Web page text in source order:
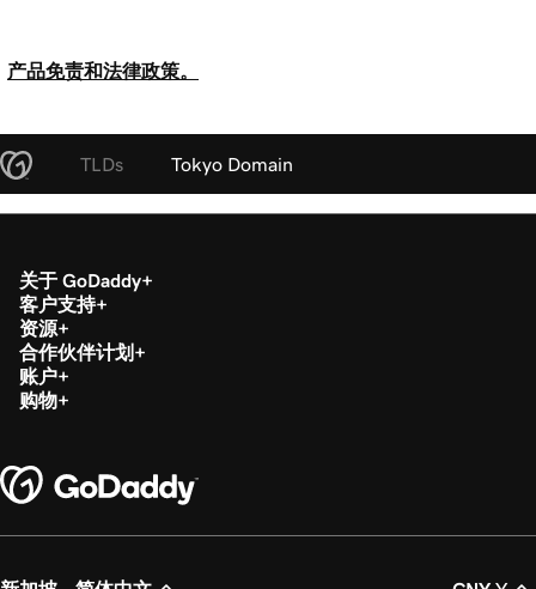
产品免责和法律政策。
TLDs Tokyo Domain
关于 GoDaddy
客户支持
资源
合作伙伴计划
账户
购物